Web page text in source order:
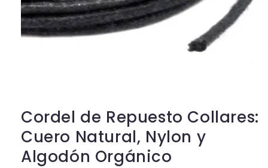
en
una
modal
Cordel de Repuesto Collares:
Cuero Natural, Nylon y
Algodón Orgánico